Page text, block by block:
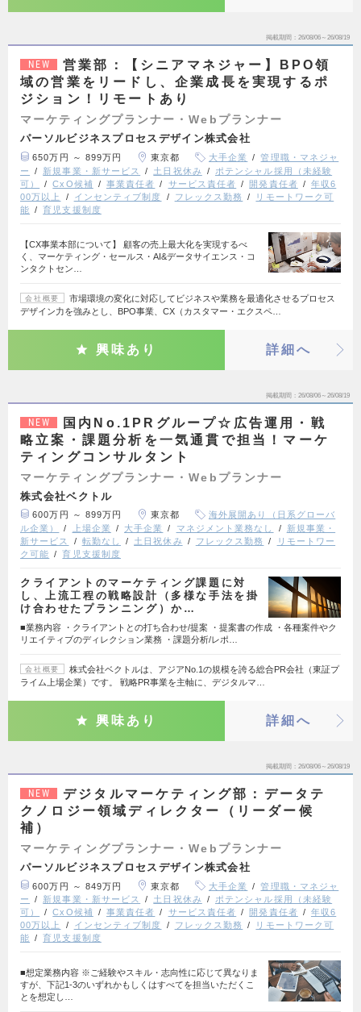
掲載期間 26/08/06～26/08/19
NEW
営業部：【シニアマネジャー】BPO領
域の営業をリードし、企業成長を実現するポ
ジション！リモートあり
マーケティングプランナー・Webプランナー
パーソルビジネスプロセスデザイン株式会社
650万円 ～ 899万円 東京都 大手企業
管理職・マネジャ
ー
新規事業・新サービス 土日祝休み
ポテンシャル採用（未経験
可）
CxO候補 事業責任者 サービス責任者 開発責任者
年収6
00万以上
インセンティブ制度 フレックス勤務
リモートワーク可
能
育児支援制度
【CX事業本部について】 顧客の売上最大化を実現するべ
く、マーケティング・セールス・AI&データサイエンス・コ
ンタクトセン…
会社概要
市場環境の変化に対応してビジネスや業務を最適化させるプロセス
デザイン力を強みとし、BPO事業、CX（カスタマー・エクスペ…
興味あり 詳細へ
掲載期間 26/08/06～26/08/19
NEW
国内No.1PRグループ☆広告運用・戦
略立案・課題分析を一気通貫で担当！マーケ
ティングコンサルタント
マーケティングプランナー・Webプランナー
株式会社ベクトル
600万円 ～ 899万円 東京都
海外展開あり（日系グローバ
ル企業）
上場企業 大手企業 マネジメント業務なし
新規事業・
新サービス
転勤なし 土日祝休み フレックス勤務
リモートワー
ク可能
育児支援制度
クライアントのマーケティング課題に対
し、上流工程の戦略設計（多様な手法を掛
け合わせたプランニング）か…
■業務内容 ・クライアントとの打ち合わせ/提案 ・提案書の作成 ・各種案件やク
リエイティブのディレクション業務 ・課題分析/レポ…
会社概要
株式会社ベクトルは、アジアNo.1の規模を誇る総合PR会社（東証プ
ライム上場企業）です。 戦略PR事業を主軸に、デジタルマ…
興味あり 詳細へ
掲載期間 26/08/06～26/08/19
NEW
デジタルマーケティング部：データテ
クノロジー領域ディレクター（リーダー候
補）
マーケティングプランナー・Webプランナー
パーソルビジネスプロセスデザイン株式会社
600万円 ～ 849万円 東京都 大手企業
管理職・マネジャ
ー
新規事業・新サービス 土日祝休み
ポテンシャル採用（未経験
可）
CxO候補 事業責任者 サービス責任者 開発責任者
年収6
00万以上
インセンティブ制度 フレックス勤務
リモートワーク可
能
育児支援制度
■想定業務内容 ※ご経験やスキル・志向性に応じて異なりま
すが、下記1-3のいずれかもしくはすべてを担当いただくこ
とを想定し…